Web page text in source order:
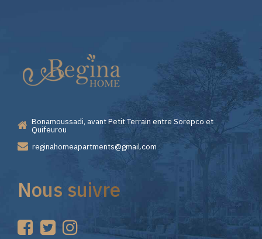
Casino
—
Premiers
Pas
sur
Choisir
Lizaro
Casino
pour
vos
Bonamoussadi, avant Petit Terrain entre Sorepco et
Quifeurou
reginahomeapartments@gmail.com
Nous suivre